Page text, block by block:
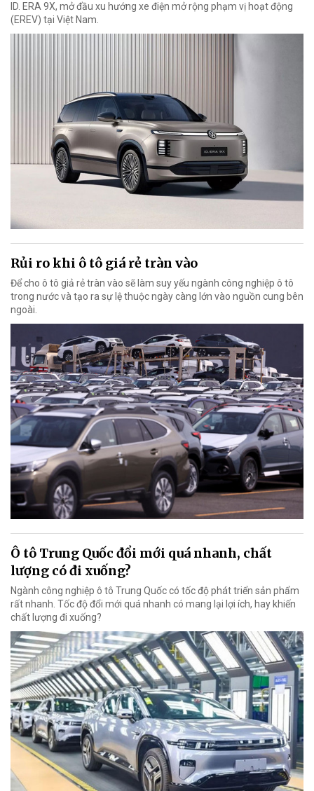
ID. ERA 9X, mở đầu xu hướng xe điện mở rộng phạm vị hoạt động
(EREV) tại Việt Nam.
Rủi ro khi ô tô giá rẻ tràn vào
Để cho ô tô giả rẻ tràn vào sẽ làm suy yếu ngành công nghiệp ô tô
trong nước và tạo ra sự lệ thuộc ngày càng lớn vào nguồn cung bên
ngoài.
Ô tô Trung Quốc đổi mới quá nhanh, chất
lượng có đi xuống?
Ngành công nghiệp ô tô Trung Quốc có tốc độ phát triển sản phẩm
rất nhanh. Tốc độ đổi mới quá nhanh có mang lại lợi ích, hay khiến
chất lượng đi xuống?